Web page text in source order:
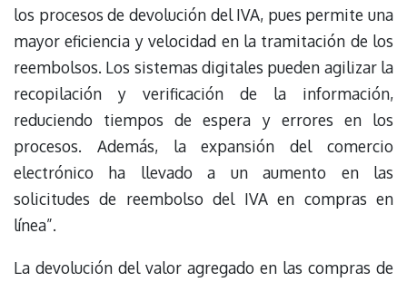
los procesos de devolución del IVA, pues permite una
mayor eficiencia y velocidad en la tramitación de los
reembolsos. Los sistemas digitales pueden agilizar la
recopilación y verificación de la información,
reduciendo tiempos de espera y errores en los
procesos. Además, la expansión del comercio
electrónico ha llevado a un aumento en las
solicitudes de reembolso del IVA en compras en
línea”.
La devolución del valor agregado en las compras de